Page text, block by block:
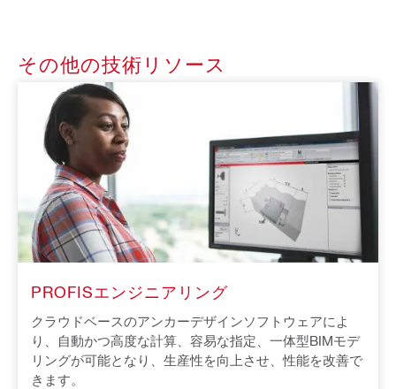
その他の技術リソース
PROFISエンジニアリング
クラウドベースのアンカーデザインソフトウェアによ
り、自動かつ高度な計算、容易な指定、一体型BIMモデ
リングが可能となり、生産性を向上させ、性能を改善で
きます。